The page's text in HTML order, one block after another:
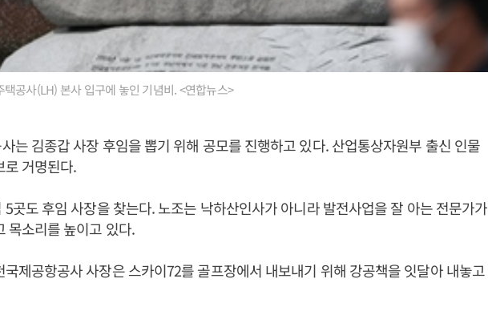
공사(LH) 본사 입구에 놓인 기념비. <연합뉴스>
는 김종갑 사장 후임을 뽑기 위해 공모를 진행하고 있다. 산업통상자원부 출신 인물
로 거명된다.
5곳도 후임 사장을 찾는다. 노조는 낙하산인사가 아니라 발전사업을 잘 아는 전문가가
목소리를 높이고 있다.
국제공항공사 사장은 스카이72를 골프장에서 내보내기 위해 강공책을 잇달아 내놓고